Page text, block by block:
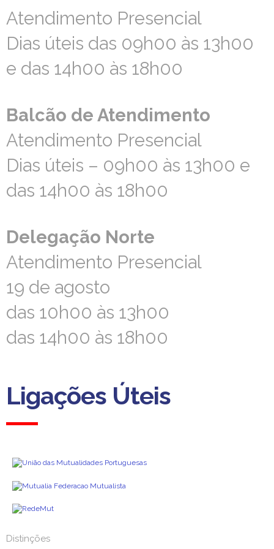
Atendimento Presencial
Dias úteis das 09h00 às 13h00
e das 14h00 às 18h00
Atendimento Presencial
Dias úteis das 09h00 às 13h00
e das 14h00 às 18h00
Balcão de Atendimento
Atendimento Presencial
Dias úteis – 09h00 às 13h00 e
das 14h00 às 18h00
Balcão de Atendimento
Atendimento Presencial
Dias úteis – 09h00 às 13h00 e
das 14h00 às 18h00
Delegação Norte
Atendimento Presencial
19 de agosto
das 10h00 às 13h00
das 14h00 às 18h00
Delegação Norte
Atendimento Presencial
19 de agosto
das 10h00 às 13h00
das 14h00 às 18h00
Ligações Úteis
Ligações Úteis
Distinções
Distinções